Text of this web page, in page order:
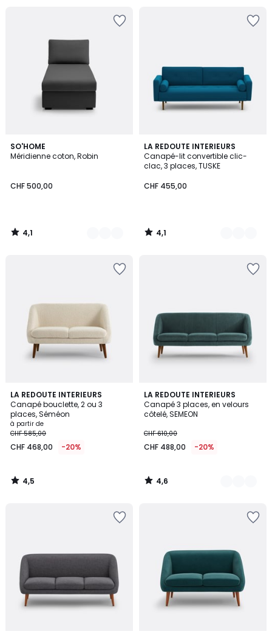
SO'HOME
Méridienne coton, Robin
CHF 500,00
4,1
/ 5
5
Couleurs
4,1
/
LA REDOUTE INTERIEURS
Canapé-lit convertible clic-
clac, 3 places, TUSKE
CHF 455,00
4,1
/ 5
3
Couleurs
4,1
/
LA REDOUTE INTERIEURS
Canapé bouclette, 2 ou 3
places, Séméon
à partir de
CHF 585,00
CHF 468,00 -20%
4,5
/ 5
4,5
/
LA REDOUTE INTERIEURS
Canapé 3 places, en velours
côtelé, SEMEON
CHF 610,00
CHF 488,00 -20%
4,6
/ 5
3
Couleurs
4,6
/